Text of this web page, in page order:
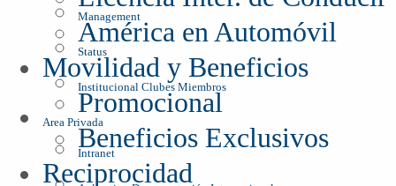
Management
Status
Institucional Clubes Miembros
Area Privada
Intranet
América en Automóvil
Movilidad y Beneficios
Promocional
Beneficios Exclusivos
Reciprocidad